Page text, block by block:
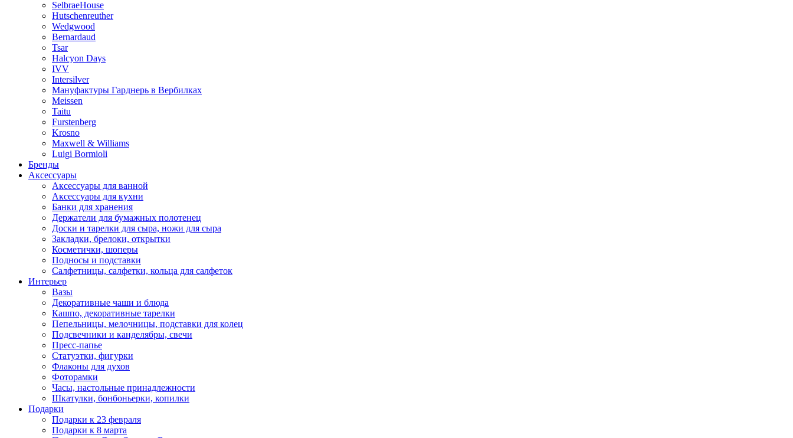
SelbraeHouse
Hutschenreuther
Wedgwood
Bernardaud
Tsar
Halcyon Days
IVV
Intersilver
Мануфактуры Гарднерь в Вербилках
Meissen
Taitu
Furstenberg
Krosno
Maxwell & Williams
Luigi Bormioli
Бренды
Аксессуары
Аксессуары для ванной
Аксессуары для кухни
Банки для хранения
Держатели для бумажных полотенец
Доски и тарелки для сыра, ножи для сыра
Закладки, брелоки, открытки
Косметички, шоперы
Подносы и подставки
Салфетницы, салфетки, кольца для салфеток
Интерьер
Вазы
Декоративные чаши и блюда
Кашпо, декоративные тарелки
Пепельницы, мелочницы, подставки для колец
Подсвечники и канделябры, свечи
Пресс-папье
Статуэтки, фигурки
Флаконы для духов
Фоторамки
Часы, настольные принадлежности
Шкатулки, бонбоньерки, копилки
Подарки
Подарки к 23 февраля
Подарки к 8 марта